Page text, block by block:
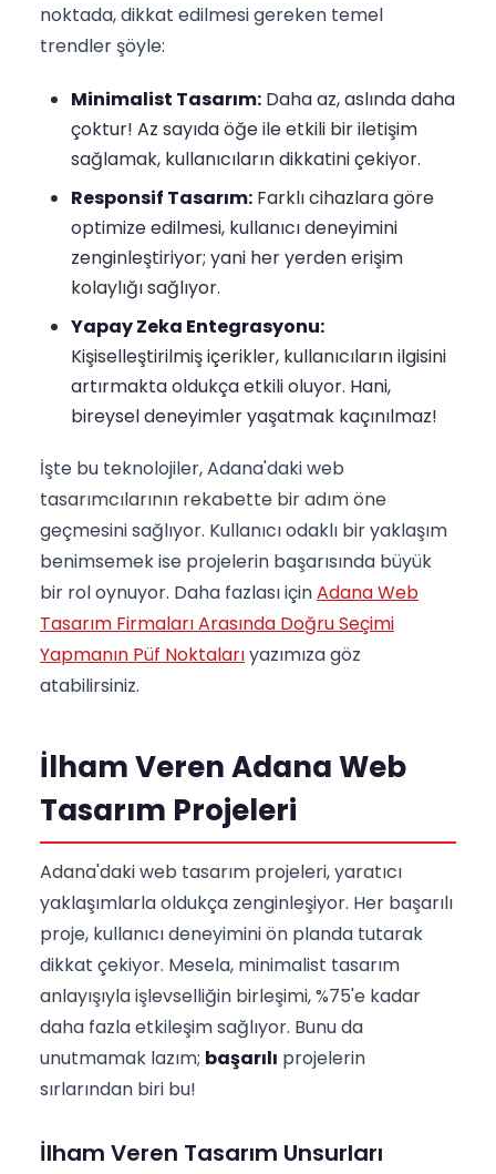
noktada, dikkat edilmesi gereken temel
trendler şöyle:
Minimalist Tasarım: Daha az, aslında daha
çoktur! Az sayıda öğe ile etkili bir iletişim
sağlamak, kullanıcıların dikkatini çekiyor.
Responsif Tasarım: Farklı cihazlara göre
optimize edilmesi, kullanıcı deneyimini
zenginleştiriyor; yani her yerden erişim
kolaylığı sağlıyor.
Yapay Zeka Entegrasyonu:
Kişiselleştirilmiş içerikler, kullanıcıların ilgisini
artırmakta oldukça etkili oluyor. Hani,
bireysel deneyimler yaşatmak kaçınılmaz!
İşte bu teknolojiler, Adana'daki web
tasarımcılarının rekabette bir adım öne
geçmesini sağlıyor. Kullanıcı odaklı bir yaklaşım
benimsemek ise projelerin başarısında büyük
bir rol oynuyor. Daha fazlası içinAdana Web
Tasarım Firmaları Arasında Doğru Seçimi
Yapmanın Püf Noktalarıyazımıza göz
atabilirsiniz.
İlham Veren Adana Web
Tasarım Projeleri
Adana'daki web tasarım projeleri, yaratıcı
yaklaşımlarla oldukça zenginleşiyor. Her başarılı
proje, kullanıcı deneyimini ön planda tutarak
dikkat çekiyor. Mesela, minimalist tasarım
anlayışıyla işlevselliğin birleşimi, %75'e kadar
daha fazla etkileşim sağlıyor. Bunu da
unutmamak lazım; başarılı projelerin
sırlarından biri bu!
İlham Veren Tasarım Unsurları